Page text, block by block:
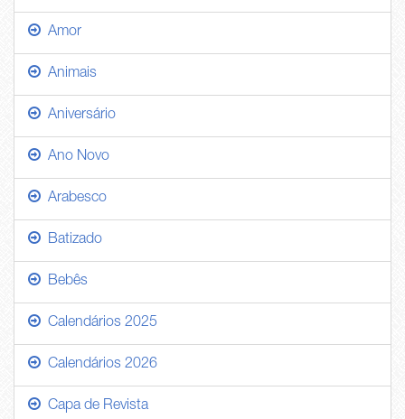
Amor
Animais
Aniversário
Ano Novo
Arabesco
Batizado
Bebês
Calendários 2025
Calendários 2026
Capa de Revista